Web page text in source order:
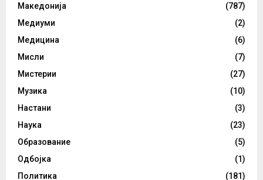
Македонија
(787)
Медиуми
(2)
Медицина
(6)
Мисли
(7)
Мистерии
(27)
Музика
(10)
Настани
(3)
Наука
(23)
Образование
(5)
Одбојка
(1)
Политика
(181)